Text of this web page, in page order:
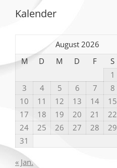
Kalender
August 2026
M
D M D F S
1
3
4 5 6 7 8
10
11 12 13 14 15
17
18 19 20 21 22
24
25 26 27 28 29
31
« Jan.